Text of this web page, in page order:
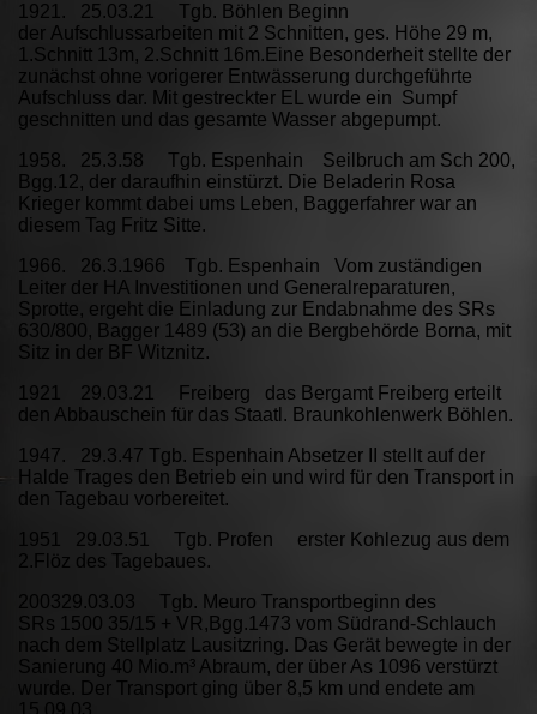
1921. 25.03.21 Tgb. Böhlen Beginn
der Aufschlussarbeiten mit 2 Schnitten, ges. Höhe 29 m,
1.Schnitt 13m, 2.Schnitt 16m.Eine Besonderheit stellte der
zunächst ohne vorigerer Entwässerung durchgeführte
Aufschluss dar. Mit gestreckter EL wurde ein Sumpf
geschnitten und das gesamte Wasser abgepumpt.
1958. 25.3.58 Tgb. Espenhain Seilbruch am Sch 200,
Bgg.12, der daraufhin einstürzt. Die Beladerin Rosa
Krieger kommt dabei ums Leben, Baggerfahrer war an
diesem Tag Fritz Sitte.
1966. 26.3.1966 Tgb. Espenhain Vom zuständigen
Leiter der HA Investitionen und Generalreparaturen,
Sprotte, ergeht die Einladung zur Endabnahme des SRs
630/800, Bagger 1489 (53) an die Bergbehörde Borna, mit
Sitz in der BF Witznitz.
1921 29.03.21 Freiberg das Bergamt Freiberg erteilt
den Abbauschein für das Staatl. Braunkohlenwerk Böhlen.
1947. 29.3.47 Tgb. Espenhain Absetzer II stellt auf der
Halde Trages den Betrieb ein und wird für den Transport in
den Tagebau vorbereitet.
1951 29.03.51 Tgb. Profen erster Kohlezug aus dem
2.Flöz des Tagebaues.
200329.03.03 Tgb. Meuro Transportbeginn des
SRs 1500 35/15 + VR,Bgg.1473 vom Südrand-Schlauch
nach dem Stellplatz Lausitzring. Das Gerät bewegte in der
Sanierung 40 Mio.m³ Abraum, der über As 1096 verstürzt
wurde. Der Transport ging über 8,5 km und endete am
15.09.03.